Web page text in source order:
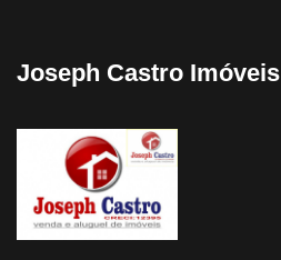
Joseph Castro Imóveis